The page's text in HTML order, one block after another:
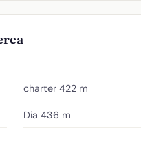
charter 422 m
Dia 436 m